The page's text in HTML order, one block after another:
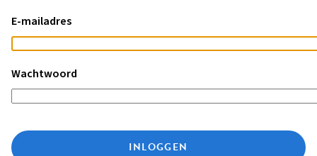
E-mailadres
Wachtwoord
INLOGGEN